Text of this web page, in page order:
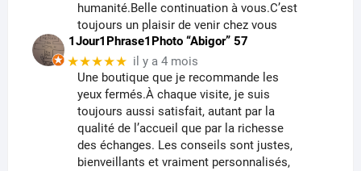
humanité.Belle continuation à vous.C’est
toujours un plaisir de venir chez vous
1Jour1Phrase1Photo “Abigor” 57
★★★★★ il y a 4 mois
Une boutique que je recommande les
yeux fermés.À chaque visite, je suis
toujours aussi satisfait, autant par la
qualité de l’accueil que par la richesse
des échanges. Les conseils sont justes,
bienveillants et vraiment personnalisés,